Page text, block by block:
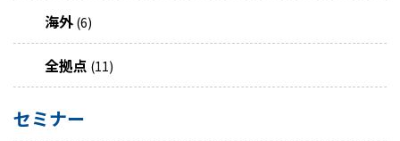
海外 (6)
全拠点 (11)
セミナー